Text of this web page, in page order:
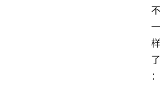
不
一
样
了
：